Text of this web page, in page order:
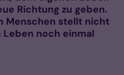
Richtung zu geben.
Menschen stellt nicht
noch einmal